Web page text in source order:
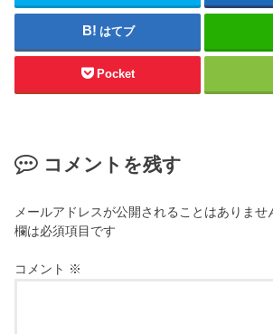
はてブ
Pocket
コメントを残す
メールアドレスが公開されることはありませ
欄は必須項目です
コメント ※